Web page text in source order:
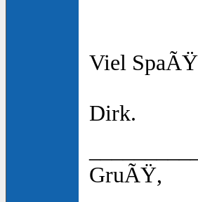
Viel
Dirk.
GruÃŸ,